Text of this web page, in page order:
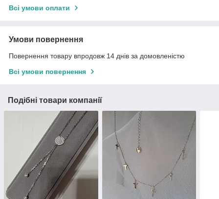
Всі умови оплати
Умови повернення
Повернення товару впродовж 14 днів за домовленістю
Всі умови повернення
Подібні товари компанії